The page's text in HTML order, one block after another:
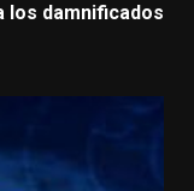
los damnificados